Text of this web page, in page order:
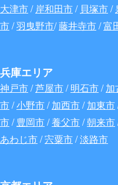
大津市/ 岸和田市/ 貝塚市/
市/羽曳野市/藤井寺市/富
兵庫エリア
神戸市/芦屋市/明石市/加
市/小野市/加西市/加東市
市/豊岡市/養父市/朝来市
あわじ市/宍粟市/淡路市